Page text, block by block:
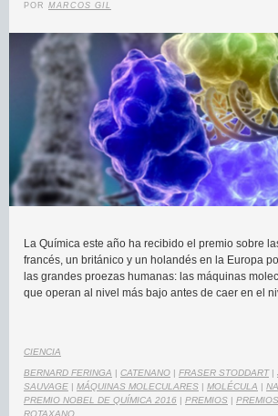
POR MARCOS GIL
La Química este año ha recibido el premio sobre
francés, un británico y un holandés en la Europa
las grandes proezas humanas: las máquinas
que operan al nivel más bajo antes de caer en el
CIENCIA
BERNARD FERINGA | CATENANO | FRASER STODDART|
SAUVAGE | MÁQUINAS MOLECULARES | MOLÉCULA |
PREMIO NOBEL DE QUÍMICA 2016 | PREMIOS |
ROTAXANO